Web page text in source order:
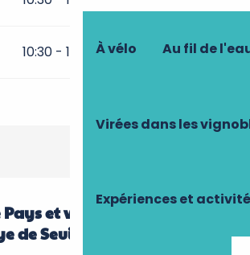
À vélo Au fil de
Virées dans les
Expériences et
10:30 - 13:00 14:30 - 18:30
et visite des extérieurs
de Seuilly